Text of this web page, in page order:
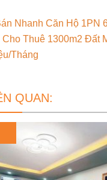
Nhanh Căn Hộ 1PN
Cho Thuê 1300m2 Đất
Tháng
QUAN: